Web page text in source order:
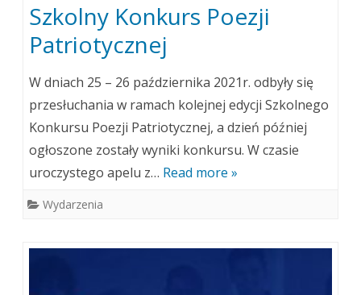
Szkolny Konkurs Poezji
Patriotycznej
W dniach 25 – 26 października 2021r. odbyły się
przesłuchania w ramach kolejnej edycji Szkolnego
Konkursu Poezji Patriotycznej, a dzień później
ogłoszone zostały wyniki konkursu. W czasie
uroczystego apelu z… Read more »
Wydarzenia